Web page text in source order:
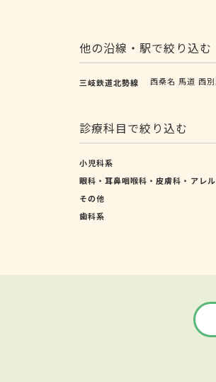
他の沿線・駅で絞り込む
三岐鉄道北勢線 西桑名 馬道 西
診療科目で絞り込む
小児科系
眼科・耳鼻咽喉科・皮膚科・アレ
その他
歯科系